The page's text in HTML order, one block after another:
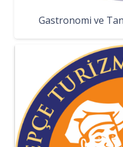
Gastronomi ve